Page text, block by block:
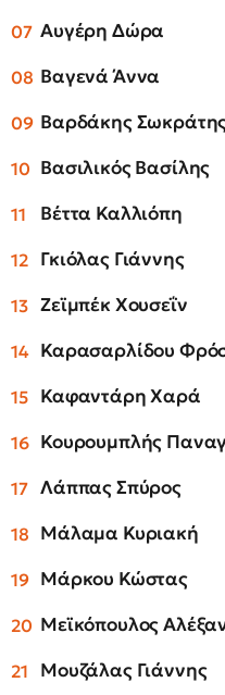
Αυγέρη Δώρα
Βαγενά Άννα
Βαρδάκης
Βασιλικός Βασίλης
Βέττα Καλλιόπη
Γκιόλας Γιάννης
Ζεϊμπέκ Χουσεΐν
Καρασαρλίδου
Καφαντάρη Χαρά
Κουρουμπλής
Λάππας Σπύρος
Μάλαμα Κυριακή
Μάρκου Κώστας
Μεϊκόπουλος
Μουζάλας Γιάννης